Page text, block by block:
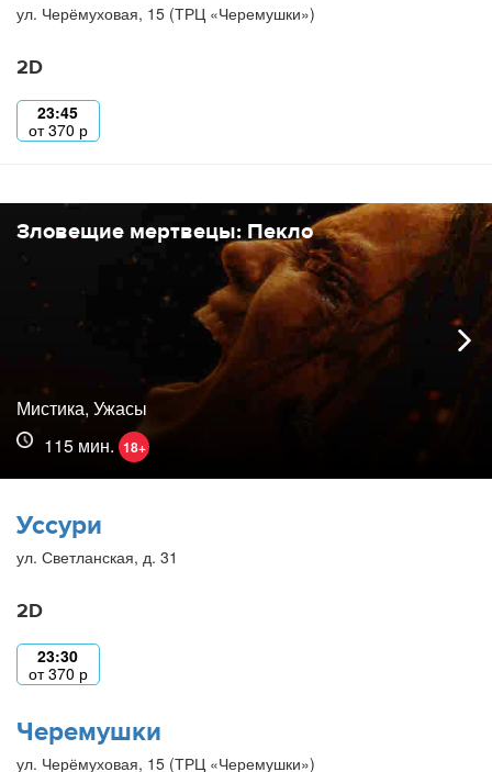
ул. Черёмуховая, 15 (ТРЦ «Черемушки»)
2D
23:45
от370 р
Зловещие мертвецы: Пекло
Мистика, Ужасы
115 мин. 18+
Уссури
ул. Светланская, д. 31
2D
23:30
от370 р
Черемушки
ул. Черёмуховая, 15 (ТРЦ «Черемушки»)